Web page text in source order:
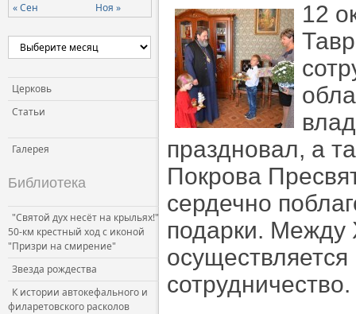
« Сен Ноя »
Церковь
Статьи
Галерея
Библиотека
"Святой дух несёт на крыльях!"
50-км крестный ход с иконой
"Призри на смирение"
Звезда рождества
К истории автокефального и
филаретовского расколов
12
праздновал, а
Покрова
сердечно
подарки. Между
сотрудничество.